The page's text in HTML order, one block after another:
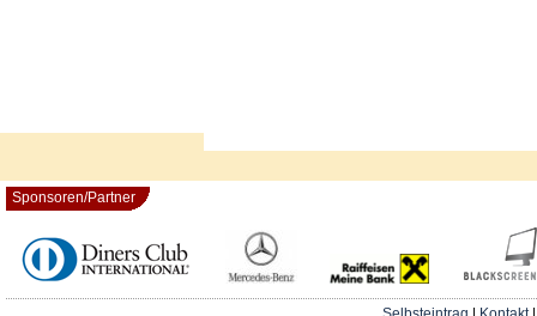
Sponsoren/Partner